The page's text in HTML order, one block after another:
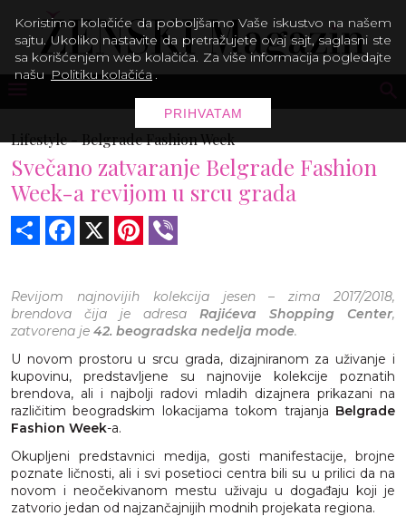
Lifestyle -Belgrade Fashion Week
Svečano zatvaranje Belgrade Fashion
Week-a revijom u srcu grada
Share Facebook Pinterest
Revijom najnovijih kolekcija jesen – zima 2017/2018,
brendova čija je adresa Rajićeva Shopping Center,
zatvorena je 42. beogradska nedelja mode.
U novom prostoru u srcu grada, dizajniranom za uživanje i
kupovinu, predstavljene su najnovije kolekcije poznatih
brendova, ali i najbolji radovi mladih dizajnera prikazani na
različitim beogradskim lokacijama tokom trajanja Belgrade
Fashion Week-a.
Okupljeni predstavnici medija, gosti manifestacije, brojne
poznate ličnosti, ali i svi posetioci centra bili su u prilici da na
novom i neočekivanom mestu uživaju u događaju koji je
zatvorio jedan od najzančajnijih modnih projekata regiona.
Koristimo kolačiće da poboljšamo Vaše iskustvo na našem
sajtu. Ukoliko nastavite da pretražujete ovaj sajt, saglasni ste
sa korišćenjem web kolačića. Za više informacija pogledajte
našu Politiku kolačića .
PRIHVATAM